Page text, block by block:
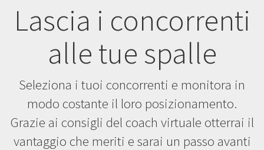
Lascia i concorrenti
alle tue spalle
Seleziona i tuoi concorrenti e monitora in
modo costante il loro posizionamento.
Grazie ai consigli del coach virtuale otterrai il
vantaggio che meriti e sarai un passo avanti